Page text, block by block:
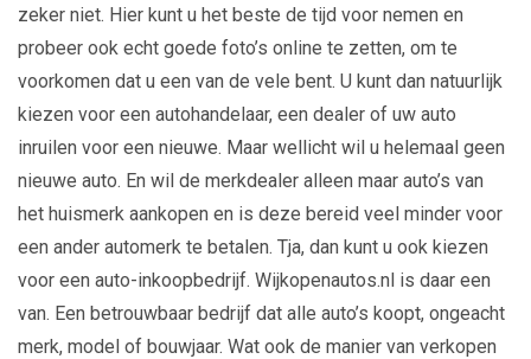
zeker niet. Hier kunt u het beste de tijd voor nemen en
probeer ook echt goede foto’s online te zetten, om te
voorkomen dat u een van de vele bent. U kunt dan natuurlijk
kiezen voor een autohandelaar, een dealer of uw auto
inruilen voor een nieuwe. Maar wellicht wil u helemaal geen
nieuwe auto. En wil de merkdealer alleen maar auto’s van
het huismerk aankopen en is deze bereid veel minder voor
een ander automerk te betalen. Tja, dan kunt u ook kiezen
voor een auto-inkoopbedrijf. Wijkopenautos.nl is daar een
van. Een betrouwbaar bedrijf dat alle auto’s koopt, ongeacht
merk, model of bouwjaar. Wat ook de manier van verkopen